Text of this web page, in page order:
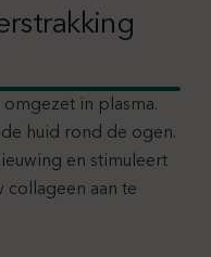
in plasma.
huid rond de ogen.
en stimuleert
collageen aan te